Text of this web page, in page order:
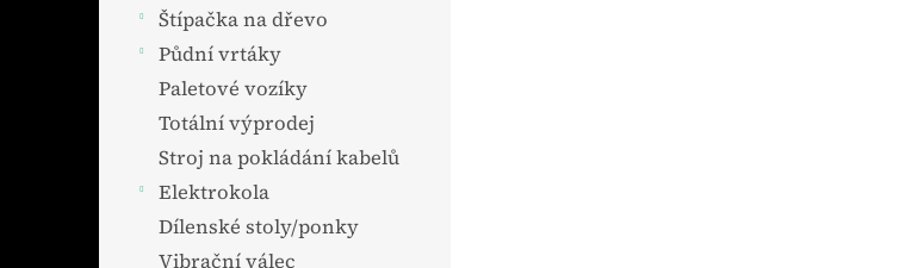
Štípačka na dřevo
Půdní vrtáky
Paletové vozíky
Totální výprodej
Stroj na pokládání kabelů
Elektrokola
Dílenské stoly/ponky
Vibrační válec